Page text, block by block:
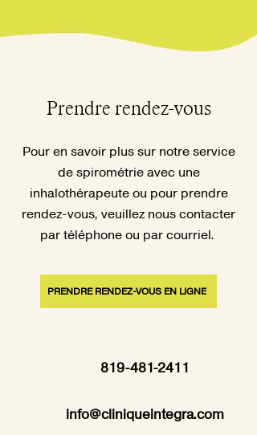
Prendre rendez-vous
Pour en savoir plus sur notre service
de spirométrie avec une
inhalothérapeute ou pour prendre
rendez-vous, veuillez nous contacter
par téléphone ou par courriel.
PRENDRE RENDEZ-VOUS EN LIGNE
819-481-2411
info@cliniqueintegra.com